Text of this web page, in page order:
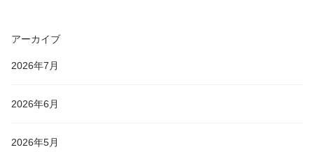
アーカイブ
2026年7月
2026年6月
2026年5月